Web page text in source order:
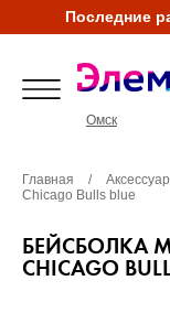
Последние
Омск
Главная /
Chicago Bulls blue
БЕЙСБОЛКА
CHICAGO